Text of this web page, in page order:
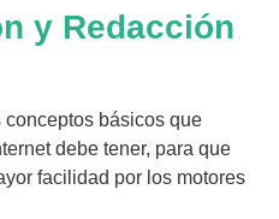
y Redacción
conceptos básicos que
debe tener, para que
facilidad por los motores